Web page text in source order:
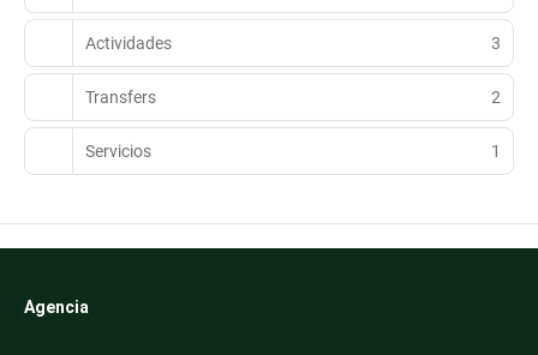
Actividades 3
Transfers 2
Servicios 1
Agencia